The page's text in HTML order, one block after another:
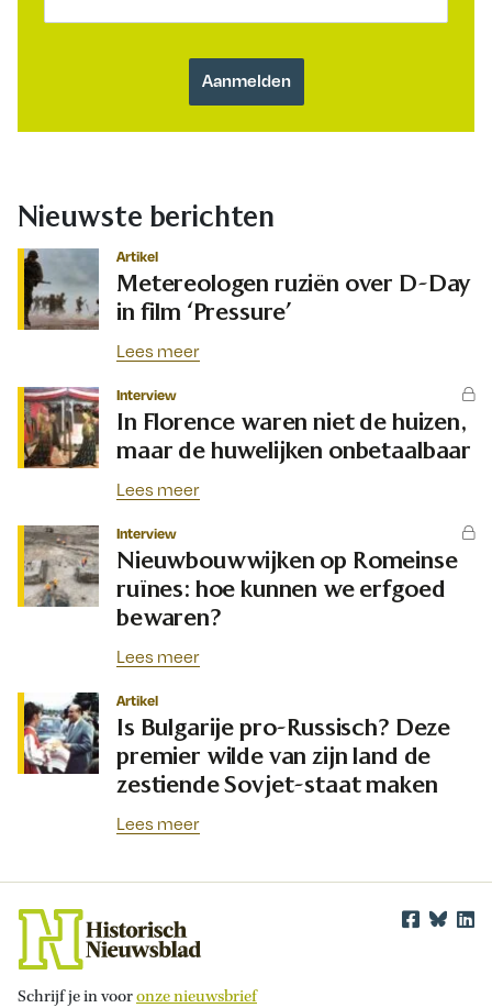
Nieuwste berichten
Artikel
Metereologen ruziën over D-Day
in film ‘Pressure’
Lees meer
Interview
In Florence waren niet de huizen,
maar de huwelijken onbetaalbaar
Lees meer
Interview
Nieuwbouwwijken op Romeinse
ruïnes: hoe kunnen we erfgoed
bewaren?
Lees meer
Artikel
Is Bulgarije pro-Russisch? Deze
premier wilde van zijn land de
zestiende Sovjet-staat maken
Lees meer
Schrijf je in vooronze nieuwsbrief